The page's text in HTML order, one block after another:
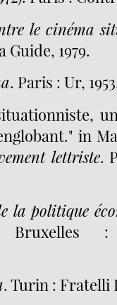
le cinéma
1979.
. Paris : Ur,
in
lettriste.
la politique
:
. Turin : Fratelli